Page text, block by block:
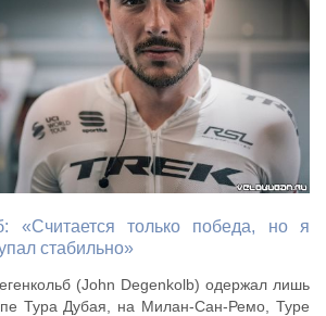
«Считается только победа, но я
стабильно»
(John Degenkolb) одержал лишь
Тура Дубая, на Милан-Сан-Ремо, Туре